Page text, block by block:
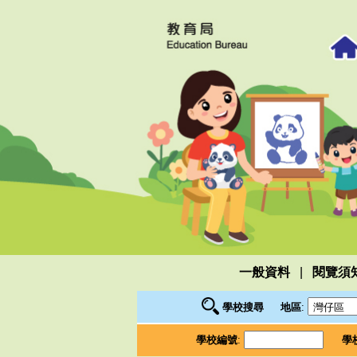
一般資料 閱覽須
學校搜尋 地區:
學校編號: 學